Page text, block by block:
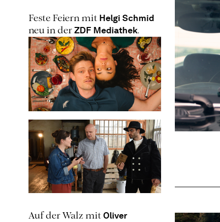
Feste Feiern mit Helgi Schmid
neu in der ZDF Mediathek.
UNCATEGORIZED
Auf der Walz mit Oliver